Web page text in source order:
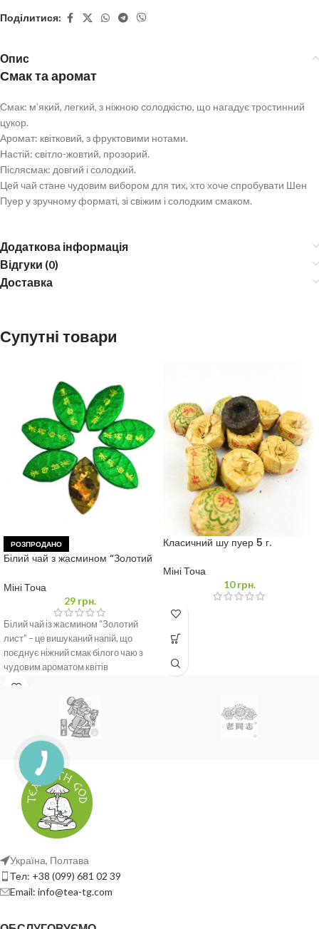
Поділитися:
Опис
Смак та аромат
Смак: м’який, легкий, з ніжною солодкістю, що нагадує тростинний
цукор.
Аромат: квітковий, з фруктовими нотами.
Настій: світло-жовтий, прозорий.
Післясмак: довгий і солодкий.
Цей чай стане чудовим вибором для тих, хто хоче спробувати Шен
Пуер у зручному форматі, зі свіжим і солодким смаком.
Додаткова інформація
Відгуки (0)
Доставка
Супутні товари
РОЗПРОДАНО
Білий чай з жасмином “Золотий
Міні Точа
29грн.
Білий чай із жасмином “Золотий
лист” – це вишуканий напій, що
поєднує ніжний смак білого чаю з
чудовим ароматом квітів
Класичний шу пуер 5 г.
Міні Точа
10грн.
Україна, Полтава
Тел: +38 (099) 681 02 39
Email: info@tea-tg.com